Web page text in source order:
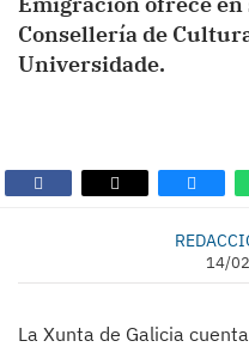
Consellería de
Universidade.
14/
La Xunta de Galicia